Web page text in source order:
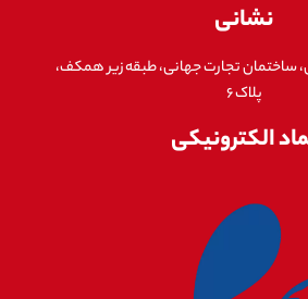
نشانی
ساختمان تجارت جهانی، طبقه زیر همکف،
پلاک ۶
الکترونیکی